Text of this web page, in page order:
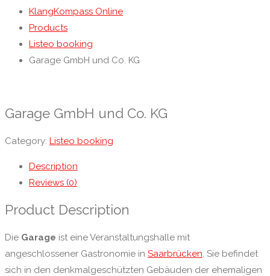
KlangKompass Online
Products
Listeo booking
Garage GmbH und Co. KG
Garage GmbH und Co. KG
Category: Listeo booking
Description
Reviews (0)
Product Description
Die Garage ist eine Veranstaltungshalle mit
angeschlossener Gastronomie in Saarbrücken. Sie befindet
sich in den denkmalgeschützten Gebäuden der ehemaligen